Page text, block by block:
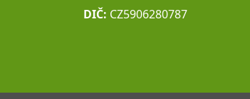
DIČ: CZ5906280787